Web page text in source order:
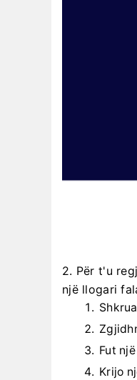
2. Për t'u
një llogari
Fut
Krijo